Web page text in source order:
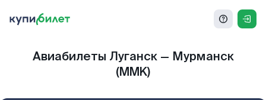
Авиабилеты Луганск — Мурманск
(MMK)